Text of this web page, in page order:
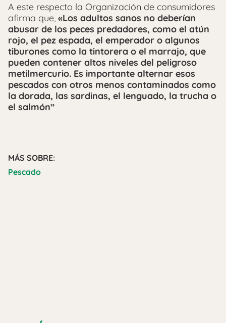
A este respecto la Organización de consumidores
afirma que, «Los adultos sanos no deberían
abusar de los peces predadores, como el atún
rojo, el pez espada, el emperador o algunos
tiburones como la tintorera o el marrajo, que
pueden contener altos niveles del peligroso
metilmercurio. Es importante alternar esos
pescados con otros menos contaminados como
la dorada, las sardinas, el lenguado, la trucha o
el salmón”
MÁS SOBRE:
Pescado